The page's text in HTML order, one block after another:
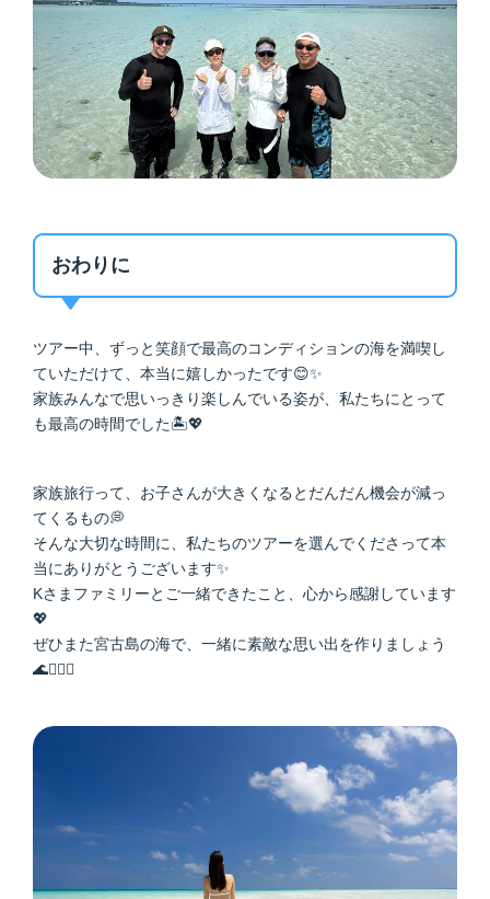
おわりに
ツアー中、ずっと笑顔で最高のコンディションの海を満喫し
ていただけて、本当に嬉しかったです😊✨
家族みんなで思いっきり楽しんでいる姿が、私たちにとって
も最高の時間でした🏝💖
家族旅行って、お子さんが大きくなるとだんだん機会が減っ
てくるもの💭
そんな大切な時間に、私たちのツアーを選んでくださって本
当にありがとうございます✨
Kさまファミリーとご一緒できたこと、心から感謝しています
💖
ぜひまた宮古島の海で、一緒に素敵な思い出を作りましょう
🌊🏄‍♂️✨